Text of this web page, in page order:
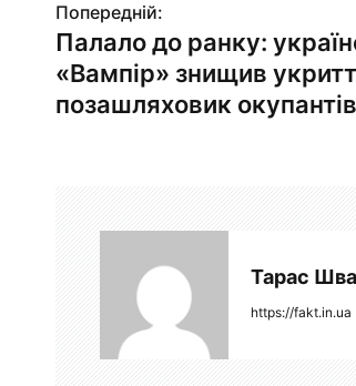
Н
в
Попередній:
Палало до ранку:
«Вампір» знищив
позашляховик окупантів
Тарас
https://fakt.in.ua